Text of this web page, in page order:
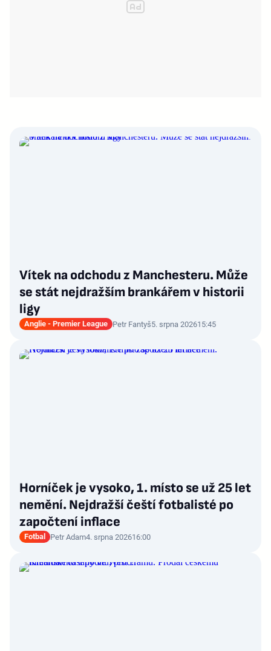
Vítek na odchodu z Manchesteru. Může
se stát nejdražším brankářem v historii
ligy
Anglie - Premier League Petr Fantyš5. srpna 202615:45
Horníček je vysoko, 1. místo se už 25 let
nemění. Nejdražší čeští fotbalisté po
započtení inflace
Fotbal Petr Adam4. srpna 202616:00